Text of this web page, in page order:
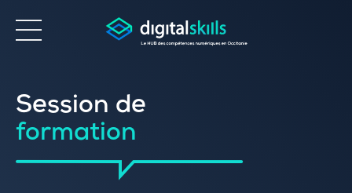
Accessibilité
Session de
formation